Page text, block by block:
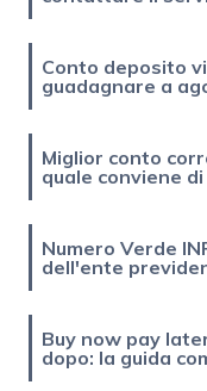
Conto deposito
guadagnare a
Miglior conto
quale conviene di
Numero Verde
dell'ente
Buy now pay
dopo: la guida